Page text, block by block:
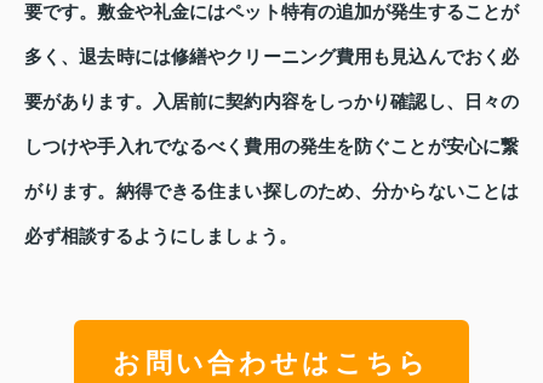
要です。敷金や礼金にはペット特有の追加が発生することが
多く、退去時には修繕やクリーニング費用も見込んでおく必
要があります。入居前に契約内容をしっかり確認し、日々の
しつけや手入れでなるべく費用の発生を防ぐことが安心に繋
がります。納得できる住まい探しのため、分からないことは
必ず相談するようにしましょう。
お問い合わせはこちら